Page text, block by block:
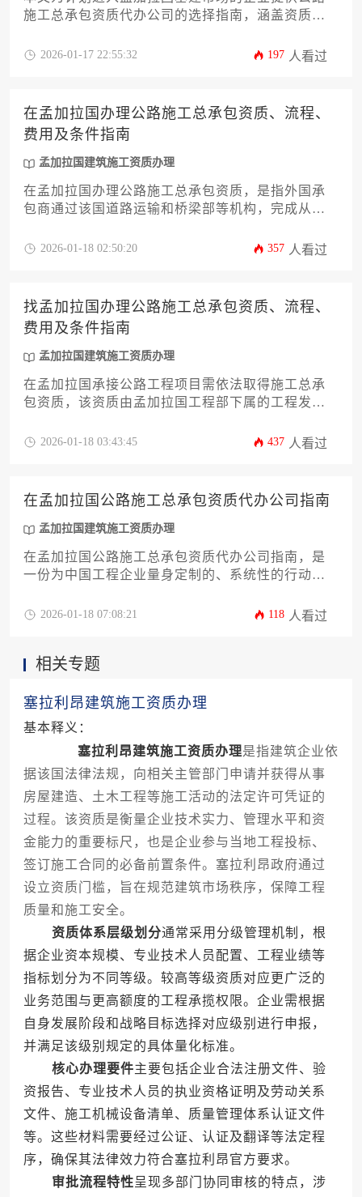
施工总承包资质代办公司的选择指南，涵盖资质类
策略，助力企业高效合规获取孟加拉国公路建设准
2026-01-17 22:55:32 197 人看过
在孟加拉国办理公路施工总承包资质、流程、
费用及条件指南
孟加拉国建筑施工资质办理
在孟加拉国办理公路施工总承包资质，是指外国承
包商通过该国道路运输和桥梁部等机构，完成从资
程，其核心条件包括本地合作方支持、最低资本证
2026-01-18 02:50:20 357 人看过
找孟加拉国办理公路施工总承包资质、流程、
费用及条件指南
孟加拉国建筑施工资质办理
在孟加拉国承接公路工程项目需依法取得施工总承
包资质，该资质由孟加拉国工程部下属的工程发展
资格审查及现场核查，办理周期约6-12个月，总费用
2026-01-18 03:43:45 437 人看过
在孟加拉国公路施工总承包资质代办公司指南
孟加拉国建筑施工资质办理
在孟加拉国公路施工总承包资质代办公司指南，是
一份为中国工程企业量身定制的、系统性的行动手
加拉国承接公路总承包项目所必需的官方许可，核
2026-01-18 07:08:21 118 人看过
相关专题
塞拉利昂建筑施工资质办理
基本释义：
塞拉利昂建筑施工资质办理是指建筑企业依
据该国法律法规，向相关主管部门申请并获得从事
房屋建造、土木工程等施工活动的法定许可凭证的
过程。该资质是衡量企业技术实力、管理水平和资
金能力的重要标尺，也是企业参与当地工程投标、
签订施工合同的必备前置条件。塞拉利昂政府通过
设立资质门槛，旨在规范建筑市场秩序，保障工程
质量和施工安全。
资质体系层级划分通常采用分级管理机制，根
据企业资本规模、专业技术人员配置、工程业绩等
指标划分为不同等级。较高等级资质对应更广泛的
业务范围与更高额度的工程承揽权限。企业需根据
自身发展阶段和战略目标选择对应级别进行申报，
并满足该级别规定的具体量化标准。
核心办理要件主要包括企业合法注册文件、验
资报告、专业技术人员的执业资格证明及劳动关系
文件、施工机械设备清单、质量管理体系认证文件
等。这些材料需要经过公证、认证及翻译等法定程
序，确保其法律效力符合塞拉利昂官方要求。
审批流程特性呈现多部门协同审核的特点，涉